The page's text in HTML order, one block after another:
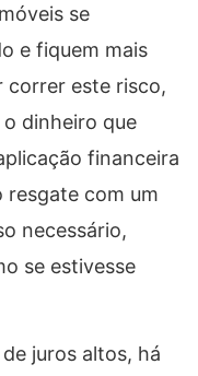
se
e fiquem mais
correr este risco,
dinheiro que
financeira
resgate com um
necessário,
se estivesse
juros altos, há